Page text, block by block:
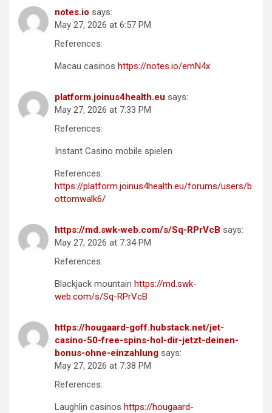
notes.io says:
May 27, 2026 at 6:57 PM
References:
Macau casinos https://notes.io/emN4x
platform.joinus4health.eu says:
May 27, 2026 at 7:33 PM
References:
Instant Casino mobile spielen
References:
https://platform.joinus4health.eu/forums/users/b
ottomwalk6/
https://md.swk-web.com/s/Sq-RPrVcB says:
May 27, 2026 at 7:34 PM
References:
Blackjack mountain https://md.swk-
web.com/s/Sq-RPrVcB
https://hougaard-goff.hubstack.net/jet-
casino-50-free-spins-hol-dir-jetzt-deinen-
bonus-ohne-einzahlung says:
May 27, 2026 at 7:38 PM
References:
Laughlin casinos https://hougaard-